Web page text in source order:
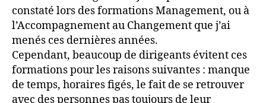
constaté lors des formations Management, ou à
l’Accompagnement au Changement que j’ai
menés ces dernières années.
Cependant, beaucoup de dirigeants évitent ces
formations pour les raisons suivantes : manque
de temps, horaires figés, le fait de se retrouver
avec des personnes pas toujours de leur